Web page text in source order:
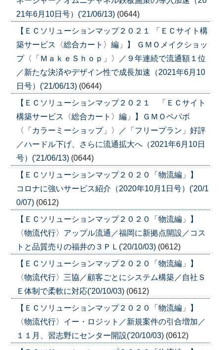
21年6月10日号）('21/06/13) (0644)
【ＥＣソリューションマップ２０２１ 「ＥＣサイト構
築サービス〈総合カート〉編」】 ＧＭＯメイクショッ
プ〈「ＭａｋｅＳｈｏｐ」〉／９年連続で流通額１位
／新たな決済やデザイン性で成長加速（2021年6月10
日号）('21/06/13) (0644)
【ＥＣソリューションマップ２０２１ 「ＥＣサイト
構築サービス〈総合カート〉編」】ＧＭＯペパボ
〈「カラーミーショップ」〉／「フリープラン」好評
／ハードル下げ、さらに流通拡大へ（2021年6月10日
号）('21/06/13) (0644)
【ＥＣソリューションマップ２０２０「物流編」】
コロナに強いサービス紹介（2020年10月1日号）('20/1
0/07) (0612)
【ＥＣソリューションマップ２０２０「物流編」】
〈物流代行〉アップル流通／福岡に新拠点開設／コス
トと品質売りの福井の３ＰＬ('20/10/03) (0612)
【ＥＣソリューションマップ２０２０「物流編」】
〈物流代行〉三協／顧客ごとにシステム構築／自社Ｓ
Ｅ体制で柔軟に対応('20/10/03) (0612)
【ＥＣソリューションマップ２０２０「物流編」】
〈物流代行〉イー・ロジット／新規案件の引合増加／
１１月、習志野にセンター開設('20/10/03) (0612)